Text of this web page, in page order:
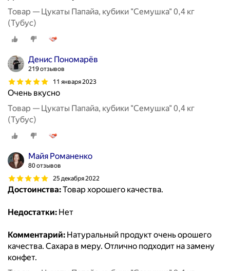
Товар — Цукаты Папайа, кубики "Семушка" 0,4 кг
(Тубус)
Денис Пономарёв
219 отзывов
11 января 2023
Очень вкусно
Товар — Цукаты Папайа, кубики "Семушка" 0,4 кг
(Тубус)
Майя Романенко
80 отзывов
25 декабря 2022
Достоинства:Товар хорошего качества.
Недостатки: Нет
Комментарий: Натуральный продукт очень орошего
качества. Сахара в меру. Отлично подходит на замену
конфет.